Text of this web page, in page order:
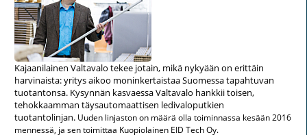
Kajaanilainen Valtavalo tekee jotain, mikä nykyään on erittäin
harvinaista: yritys aikoo moninkertaistaa Suomessa tapahtuvan
tuotantonsa. Kysynnän kasvaessa Valtavalo hankkii toisen,
tehokkaamman täysautomaattisen ledivaloputkien
tuotantolinjan. Uuden linjaston on määrä olla toiminnassa kesään 2016
mennessä, ja sen toimittaa Kuopiolainen EID Tech Oy.